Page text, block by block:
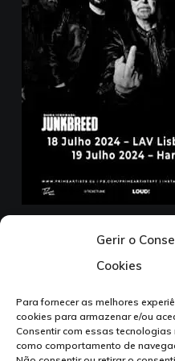
Gerir o
Cookies
Para fornecer as melhores
cookies para armazenar e/ou
Consentir com essas
como comportamento de
18 Julho – LAV Lisboa
19 Julho – Hard Club